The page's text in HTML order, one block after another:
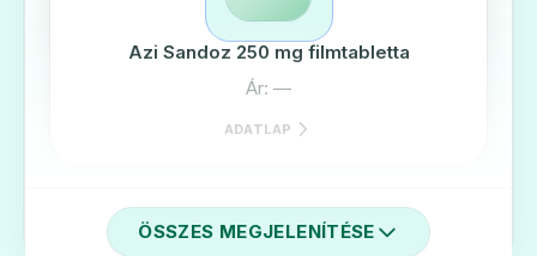
Azi Sandoz 250 mg filmtabletta
Ár: —
ADATLAP
ÖSSZES MEGJELENÍTÉSE